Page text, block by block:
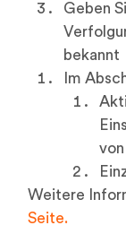
Geben
bekannt
Im
Weitere
Seite.